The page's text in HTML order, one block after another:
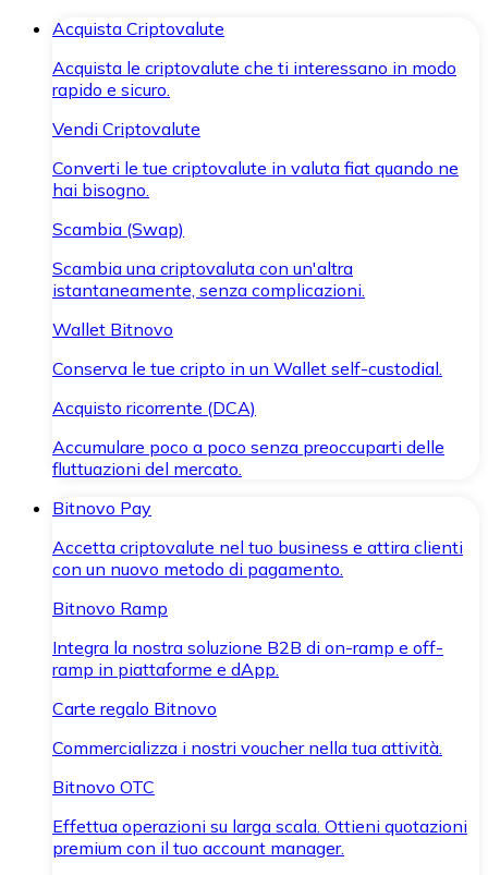
Acquista Criptovalute
Acquista le criptovalute che ti interessano in modo
rapido e sicuro.
Vendi Criptovalute
Converti le tue criptovalute in valuta fiat quando ne
hai bisogno.
Scambia (Swap)
Scambia una criptovaluta con un'altra
istantaneamente, senza complicazioni.
Wallet Bitnovo
Conserva le tue cripto in un Wallet self-custodial.
Acquisto ricorrente (DCA)
Accumulare poco a poco senza preoccuparti delle
fluttuazioni del mercato.
Bitnovo Pay
Accetta criptovalute nel tuo business e attira clienti
con un nuovo metodo di pagamento.
Bitnovo Ramp
Integra la nostra soluzione B2B di on-ramp e off-
ramp in piattaforme e dApp.
Carte regalo Bitnovo
Commercializza i nostri voucher nella tua attività.
Bitnovo OTC
Effettua operazioni su larga scala. Ottieni quotazioni
premium con il tuo account manager.